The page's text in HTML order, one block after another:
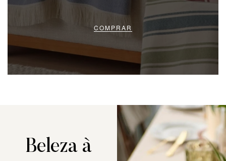
COMPRAR
Beleza à